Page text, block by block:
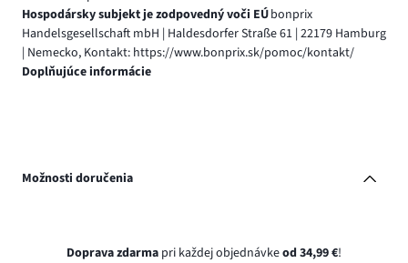
Hospodársky subjekt je zodpovedný voči EÚbonprix
Handelsgesellschaft mbH | Haldesdorfer Straße 61 | 22179 Hamburg
| Nemecko, Kontakt: https://www.bonprix.sk/pomoc/kontakt/
Doplňujúce informácie
Možnosti doručenia
Doprava zdarma pri každej objednávkeod 34,99 €!